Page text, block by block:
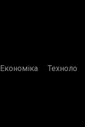
Економіка Технології